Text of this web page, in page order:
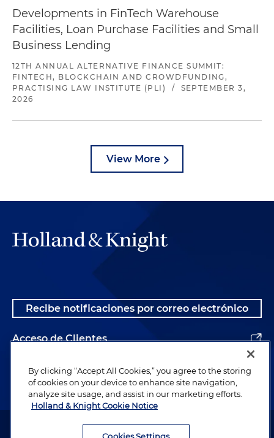
Developments in FinTech Warehouse
Facilities, Loan Purchase Facilities and Small
Business Lending
12TH ANNUAL ALTERNATIVE FINANCE SUMMIT:
FINTECH, BLOCKCHAIN AND CROWDFUNDING,
PRACTISING LAW INSTITUTE (PLI)
/
SEPTEMBER 3,
2026
View More
Recibe notificaciones por correo electrónico
Acceso de Clientes
Alumnos
Abogado publicitario. © 1996– 2026 Holland & Knight LLP. Todos los
By clicking “Accept All Cookies,” you agree to the storing
of cookies on your device to enhance site navigation,
analyze site usage, and assist in our marketing efforts.
Holland & Knight Cookie Notice